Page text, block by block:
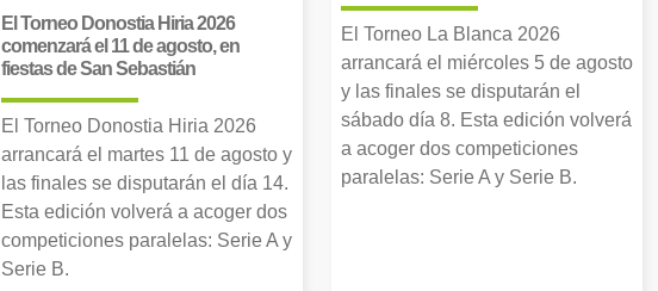
El Torneo Donostia Hiria 2026
comenzará el 11 de agosto, en
fiestas de San Sebastián
El Torneo Donostia Hiria 2026
arrancará el martes 11 de agosto y
las finales se disputarán el día 14.
Esta edición volverá a acoger dos
competiciones paralelas: Serie A y
Serie B.
El Torneo La Blanca 2026
arrancará el miércoles 5 de agosto
y las finales se disputarán el
sábado día 8. Esta edición volverá
a acoger dos competiciones
paralelas: Serie A y Serie B.